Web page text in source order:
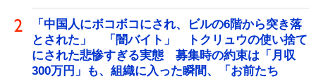
「中国人にボコボコにされ、ビルの6階から突き落
とされた」 「闇バイト」 トクリュウの使い捨て
にされた悲惨すぎる実態 募集時の約束は「月収
300万円」も、組織に入った瞬間、「お前たち